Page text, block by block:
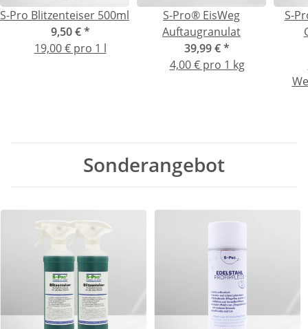
S-Pro Blitzenteiser 500ml
9,50 €*
19,00 € pro 1 l
S-Pro® EisWeg
Auftaugranulat
39,99 €*
4,00 € pro 1 kg
S-
Sonderangebot